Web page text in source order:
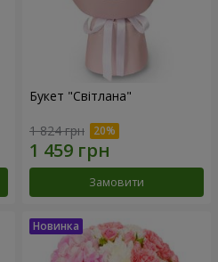
Букет "Світлана"
1 824 грн
Замовити